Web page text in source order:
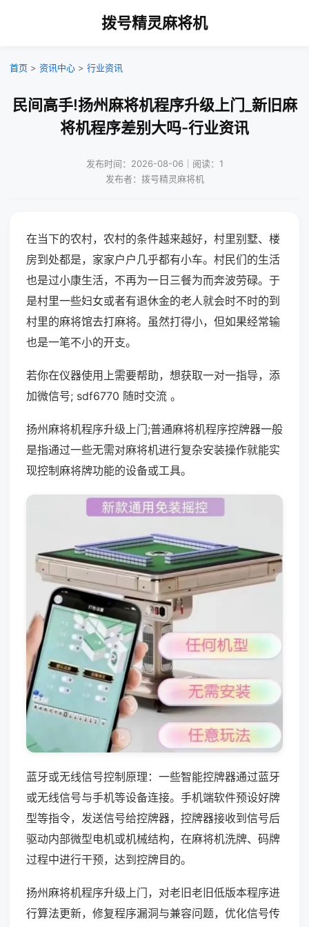
拨号精灵麻将机
首页 > 资讯中心 > 行业资讯
民间高手!扬州麻将机程序升级上门_新旧麻
将机程序差别大吗-行业资讯
发布时间：2026-08-06｜阅读：1
发布者：拨号精灵麻将机
在当下的农村，农村的条件越来越好，村里别墅、楼
房到处都是，家家户户几乎都有小车。村民们的生活
也是过小康生活，不再为一日三餐为而奔波劳碌。于
是村里一些妇女或者有退休金的老人就会时不时的到
村里的麻将馆去打麻将。虽然打得小，但如果经常输
也是一笔不小的开支。
若你在仪器使用上需要帮助，想获取一对一指导，添
加微信号; sdf6770 随时交流 。
扬州麻将机程序升级上门;普通麻将机程序控牌器一般
是指通过一些无需对麻将机进行复杂安装操作就能实
现控制麻将牌功能的设备或工具。
蓝牙或无线信号控制原理：一些智能控牌器通过蓝牙
或无线信号与手机等设备连接。手机端软件预设好牌
型等指令，发送信号给控牌器，控牌器接收到信号后
驱动内部微型电机或机械结构，在麻将机洗牌、码牌
过程中进行干预，达到控牌目的。
扬州麻将机程序升级上门，对老旧老旧低版本程序进
行算法更新，修复程序漏洞与兼容问题，优化信号传